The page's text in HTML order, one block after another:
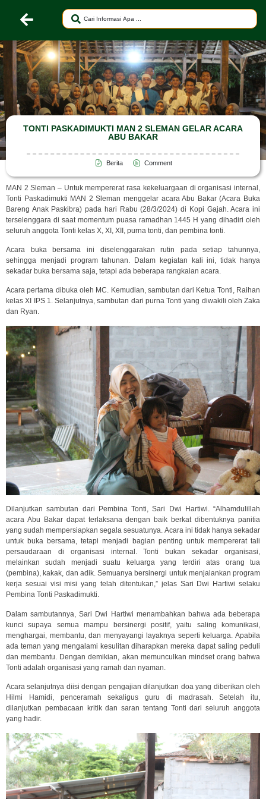
TONTI PASKADIMUKTI MAN 2 SLEMAN GELAR ACARA
ABU BAKAR
Berita Comment
MAN 2 Sleman – Untuk mempererat rasa kekeluargaan di organisasi internal,
Tonti Paskadimukti MAN 2 Sleman menggelar acara Abu Bakar (Acara Buka
Bareng Anak Paskibra) pada hari Rabu (28/3/2024) di Kopi Gajah. Acara ini
terselenggara di saat momentum puasa ramadhan 1445 H yang dihadiri oleh
seluruh anggota Tonti kelas X, XI, XII, purna tonti, dan pembina tonti.
Acara buka bersama ini diselenggarakan rutin pada setiap tahunnya,
sehingga menjadi program tahunan. Dalam kegiatan kali ini, tidak hanya
sekadar buka bersama saja, tetapi ada beberapa rangkaian acara.
Acara pertama dibuka oleh MC. Kemudian, sambutan dari Ketua Tonti, Raihan
kelas XI IPS 1. Selanjutnya, sambutan dari purna Tonti yang diwakili oleh Zaka
dan Ryan.
Dilanjutkan sambutan dari Pembina Tonti, Sari Dwi Hartiwi. “Alhamdulillah
acara Abu Bakar dapat terlaksana dengan baik berkat dibentuknya panitia
yang sudah mempersiapkan segala sesuatunya. Acara ini tidak hanya sekadar
untuk buka bersama, tetapi menjadi bagian penting untuk mempererat tali
persaudaraan di organisasi internal. Tonti bukan sekadar organisasi,
melainkan sudah menjadi suatu keluarga yang terdiri atas orang tua
(pembina), kakak, dan adik. Semuanya bersinergi untuk menjalankan program
kerja sesuai visi misi yang telah ditentukan,” jelas Sari Dwi Hartiwi selaku
Pembina Tonti Paskadimukti.
Dalam sambutannya, Sari Dwi Hartiwi menambahkan bahwa ada beberapa
kunci supaya semua mampu bersinergi positif, yaitu saling komunikasi,
menghargai, membantu, dan menyayangi layaknya seperti keluarga. Apabila
ada teman yang mengalami kesulitan diharapkan mereka dapat saling peduli
dan membantu. Dengan demikian, akan memunculkan mindset orang bahwa
Tonti adalah organisasi yang ramah dan nyaman.
Acara selanjutnya diisi dengan pengajian dilanjutkan doa yang diberikan oleh
Hilmi Hamidi, penceramah sekaligus guru di madrasah. Setelah itu,
dilanjutkan pembacaan kritik dan saran tentang Tonti dari seluruh anggota
yang hadir.